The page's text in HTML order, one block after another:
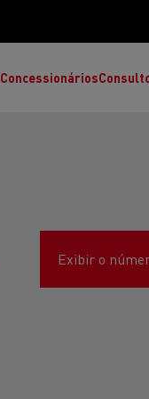
Concessionários
Exibir o